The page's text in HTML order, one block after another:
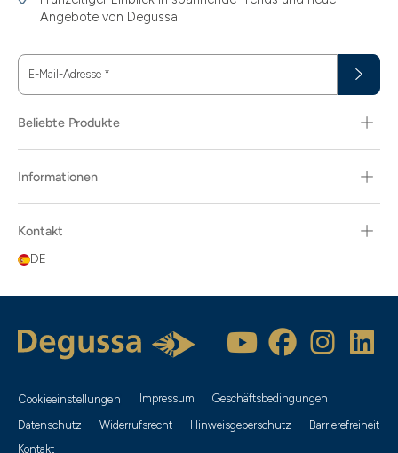
Angebote von Degussa
E-Mail-Adresse *
Beliebte Produkte
Informationen
Kontakt
DE
Cookieeinstellungen Impressum
Geschäftsbedingungen
Datenschutz
Widerrufsrecht Hinweisgeberschutz
Barrierefreiheit
Kontakt